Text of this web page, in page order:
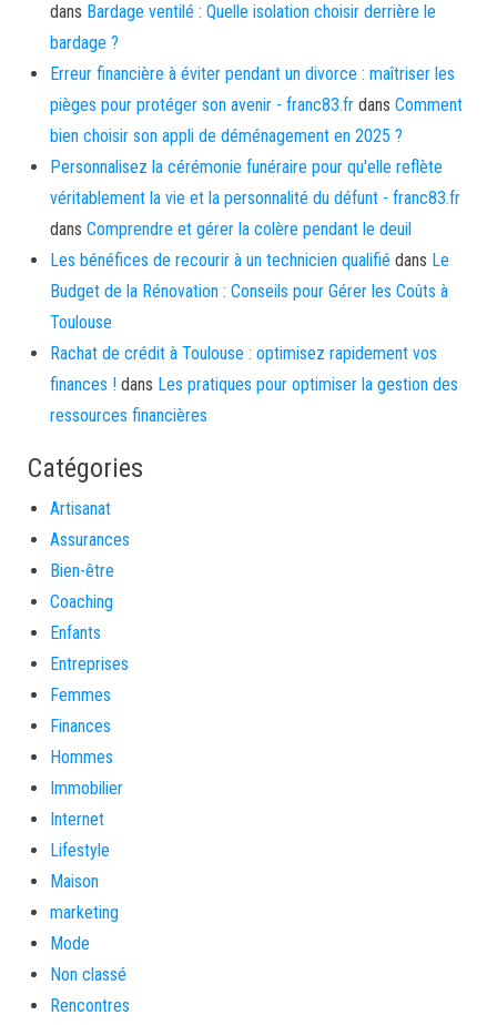
dans Bardage ventilé : Quelle isolation choisir derrière le
bardage ?
Erreur financière à éviter pendant un divorce : maîtriser les
pièges pour protéger son avenir - franc83.fr dans Comment
bien choisir son appli de déménagement en 2025 ?
Personnalisez la cérémonie funéraire pour qu'elle reflète
véritablement la vie et la personnalité du défunt - franc83.fr
dans Comprendre et gérer la colère pendant le deuil
Les bénéfices de recourir à un technicien qualifié dans Le
Budget de la Rénovation : Conseils pour Gérer les Coûts à
Toulouse
Rachat de crédit à Toulouse : optimisez rapidement vos
finances ! dans Les pratiques pour optimiser la gestion des
ressources financières
Catégories
Artisanat
Assurances
Bien-être
Coaching
Enfants
Entreprises
Femmes
Finances
Hommes
Immobilier
Internet
Lifestyle
Maison
marketing
Mode
Non classé
Rencontres